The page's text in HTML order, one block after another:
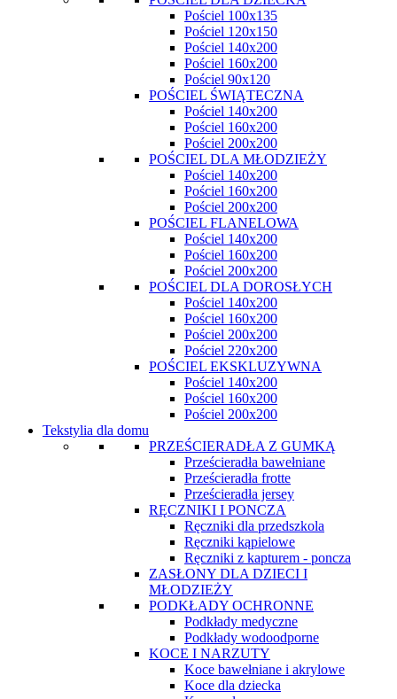
Pościel 100x135
Pościel 120x150
Pościel 140x200
Pościel 160x200
Pościel 90x120
POŚCIEL ŚWIĄTECZNA
Pościel 140x200
Pościel 160x200
Pościel 200x200
POŚCIEL DLA MŁODZIEŻY
Pościel 140x200
Pościel 160x200
Pościel 200x200
POŚCIEL FLANELOWA
Pościel 140x200
Pościel 160x200
Pościel 200x200
POŚCIEL DLA DOROSŁYCH
Pościel 140x200
Pościel 160x200
Pościel 200x200
Pościel 220x200
POŚCIEL EKSKLUZYWNA
Pościel 140x200
Pościel 160x200
Pościel 200x200
Tekstylia dla domu
PRZEŚCIERADŁA Z GUMKĄ
Prześcieradła bawełniane
Prześcieradła frotte
Prześcieradła jersey
RĘCZNIKI I PONCZA
Ręczniki dla przedszkola
Ręczniki kąpielowe
Ręczniki z kapturem - poncza
ZASŁONY DLA DZIECI I
MŁODZIEŻY
PODKŁADY OCHRONNE
Podkłady medyczne
Podkłady wodoodporne
KOCE I NARZUTY
Koce bawełniane i akrylowe
Koce dla dziecka